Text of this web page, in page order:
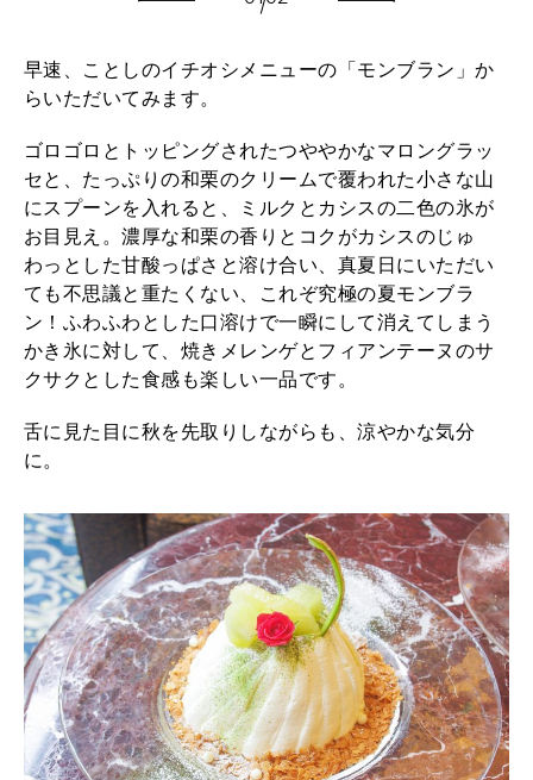
早速、ことしのイチオシメニューの「モンブラン」か
らいただいてみます。
ゴロゴロとトッピングされたつややかなマロングラッ
セと、たっぷりの和栗のクリームで覆われた小さな山
にスプーンを入れると、ミルクとカシスの二色の氷が
お目見え。濃厚な和栗の香りとコクがカシスのじゅ
わっとした甘酸っぱさと溶け合い、真夏日にいただい
ても不思議と重たくない、これぞ究極の夏モンブラ
ン！ふわふわとした口溶けで一瞬にして消えてしまう
かき氷に対して、焼きメレンゲとフィアンテーヌのサ
クサクとした食感も楽しい一品です。
舌に見た目に秋を先取りしながらも、涼やかな気分
に。